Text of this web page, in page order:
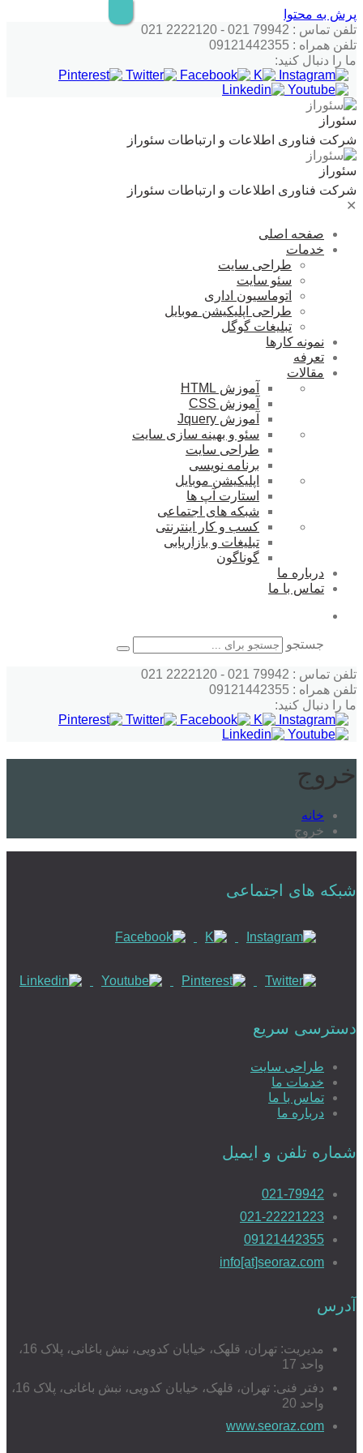
پرش به محتوا
تلفن تماس : 79942 021 - 2222120 021
تلفن همراه : 09121442355
ما را دنبال کنید:
سئوراز
شرکت فناوری اطلاعات و ارتباطات سئوراز
سئوراز
شرکت فناوری اطلاعات و ارتباطات سئوراز
✕
صفحه اصلی
خدمات
طراحی سایت
سئو سایت
اتوماسیون اداری
طراحی اپلیکیشن موبایل
تبلیغات گوگل
نمونه کارها
تعرفه
مقالات
آموزش HTML
آموزش CSS
آموزش Jquery
سئو و بهینه سازی سایت
طراحی سایت
برنامه نویسی
اپلیکیشن موبایل
استارت آپ ها
شبکه های اجتماعی
کسب و کار اینترنتی
تبلیغات و بازاریابی
گوناگون
درباره ما
تماس با ما
جستجو
تلفن تماس : 79942 021 - 2222120 021
تلفن همراه : 09121442355
ما را دنبال کنید:
خروج
خانه
خروج
شبکه های اجتماعی
دسترسی سریع
طراحی سایت
خدمات ما
تماس با ما
درباره ما
شماره تلفن و ایمیل
021-79942
021-22221223
09121442355
info[at]seoraz.com
آدرس
مدیریت: تهران، قلهک، خیابان کدویی، نبش باغانی، پلاک 16،
واحد 17
دفتر فنی: تهران، قلهک، خیابان کدویی، نبش باغانی، پلاک 16،
واحد 20
www.seoraz.com